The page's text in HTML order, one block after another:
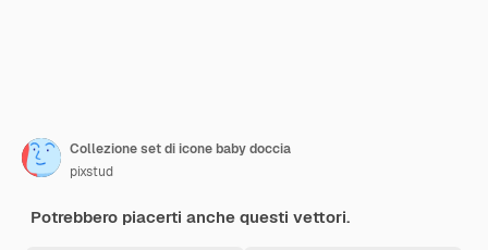
Collezione set di icone baby doccia
pixstud
Potrebbero piacerti anche questi vettori.